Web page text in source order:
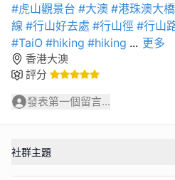
#虎山觀景台 #大澳 #港珠澳大橋
線 #行山好去處 #行山徑 #行山
#TaiO #hiking #hiking ... 更多
香港大澳
評分
發表第一個留言...
社群主題